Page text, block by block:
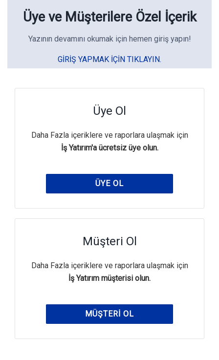
Üye ve Müşterilere Özel İçerik
Yazının devamını okumak için hemen giriş yapın!
GIRIŞ YAPMAK IÇIN TIKLAYIN.
Üye Ol
Daha Fazla içeriklere ve raporlara ulaşmak için
İş Yatırım'a ücretsiz üye olun.
ÜYE OL
Müşteri Ol
Daha Fazla içeriklere ve raporlara ulaşmak için
İş Yatırım müşterisi olun.
MÜŞTERI OL